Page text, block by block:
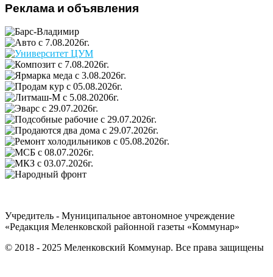
Реклама и объявления
Учредитель - Муниципальное автономное учреждение
«Редакция Меленковской районной газеты «Коммунар»
© 2018 - 2025 Меленковский Коммунар. Все права защищены